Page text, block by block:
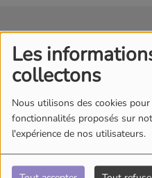
Les
collectons
Nous utilisons des cookies
fonctionnalités proposés sur
l'expérience de nos utilisateurs.
Véronique
cette